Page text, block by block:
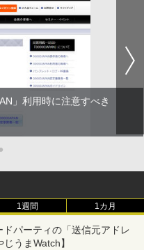
」利用時に注意すべき
1週間 1カ月
パーティの「送信元アドレ
うまWatch】